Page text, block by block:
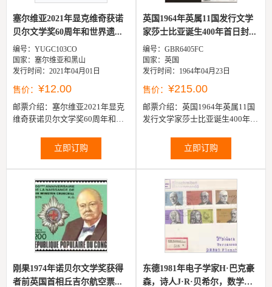
塞尔维亚2021年显克维奇获诺
贝尔文学奖60周年和世界遗...
编号：YUGC103CO
国家：塞尔维亚和黑山
发行时间：2021年04月01日
售价： ¥12.00
邮票介绍： 塞尔维亚2021年显克
维奇获诺贝尔文学奖60周年和世
立即订购
英国1964年英属11国发行文学
家莎士比亚诞生400年首日封...
编号：GBR6405FC
国家：英国
发行时间：1964年04月23日
售价： ¥215.00
邮票介绍： 英国1964年英属11国
发行文学家莎士比亚诞生400年首
岛，多米尼加，直布罗陀，土克
立即订购
刚果1974年诺贝尔文学奖获得
者前英国首相丘吉尔航空票...
东德1981年电子学家H·巴克豪
森，诗人J·R·贝希尔，数学